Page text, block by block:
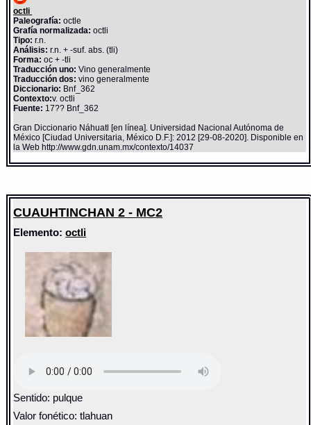
octli
Paleografía: octle
Grafía normalizada: octli
Tipo: r.n.
Análisis: r.n. + -suf. abs. (tli)
Forma: oc + -tli
Traducción uno: Vino generalmente
Traducción dos: vino generalmente
Diccionario: Bnf_362
Contexto:v. octli
Fuente: 17?? Bnf_362
Gran Diccionario Náhuatl [en línea]. Universidad Nacional Autónoma de
México [Ciudad Universitaria, México D.F.]: 2012 [29-08-2020]. Disponible en
la Web http://www.gdn.unam.mx/contexto/14037
CUAUHTINCHAN 2 - MC2
Elemento:octli
Sentido: pulque
Valor fonético: tlahuan